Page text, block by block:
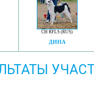
CH RFLS (RUS)
ДИНА